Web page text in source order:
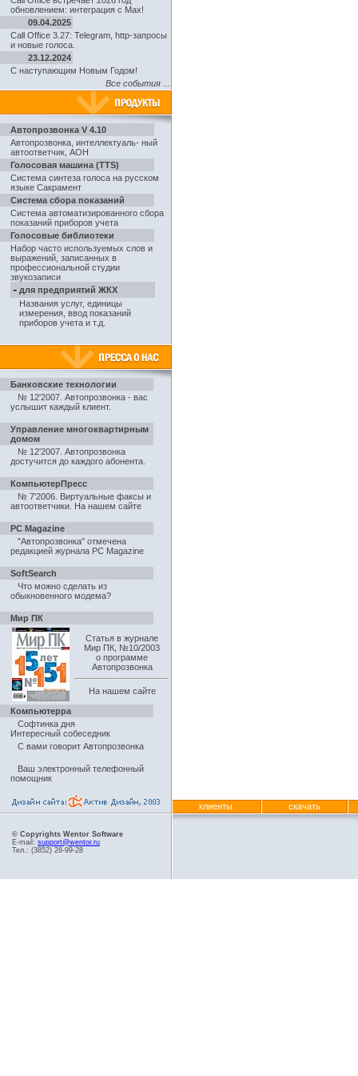
обновлением: интеграция с Max!
09.04.2025
Call Office 3.27: Telegram, http-запросы
и новые голоса.
23.12.2024
С наступающим Новым Годом!
Все события ...
Автопрозвонка V 4.10
Автопрозвонка интеллектуаль- ный
автоответчик, АОН
Голосовая машина (TTS)
Система синтеза голоса на русском
языке Сакрамент
Система сбора показаний
Система автоматизированного сбора
показаний приборов учета
Голосовые библиотеки
Набор часто используемых слов и
выражений, записанных в
профессиональной студии
звукозаписи
- для предприятий ЖКХ
Названия услуг, единицы
измерения, ввод показаний
приборов учета и т.д.
Банковские технологии
№ 12'2007. Автопрозвонка - вас
услышит каждый клиент.
Управление многоквартирным
домом
№ 12'2007. Автопрозвонка
достучится до каждого абонента
КомпьютерПресс
№ 7'2006. Виртуальные факсы и
автоответчики На нашем сайте
PC Magazine
"Автопрозвонка" отмечена
редакцией журнала PC Magazine
SoftSearch
Что можно сделать из
обыкновенного модема?
Мир ПК
Статья в журнале
Мир ПК, №10/2003
о программе
Автопрозвонка
На нашем сайте
Компьютерра
Софтинка дня
Интересный собеседник
С вами говорит Автопрозвонка
Ваш электронный телефонный
помощник
клиенты скачать
© Copyrights Wentor Software
E-mail: support@wentor.ru
Тел.: (3852) 28-99-28